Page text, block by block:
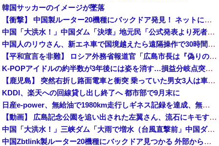
韓国サッカーのイメージが墜落
【衝撃】 中国製ルーター20機種にバックドア発見！ ネットに繋ぐだけで35秒ごとに中国のサーバーと通信
中国「大洪水！」中国ダム「決壊」地元民「公式発表より死者多い！」中国政府「住民拘束！（安否不明」中国当局「救助隊動画も削除」台風13号「三峡ダム接近中」→
中国人のリウさん、新エネ車で国境越えたら遠隔操作で30時間ロックされる！
【平和宣言を非難】 ロシア外務省報道官「広島市長は『偽りの呪文』繰り返している」
K-POPアイドルの約半数が3年後には姿を消す…損益分岐点突破は4％未満
【鹿児島】 突然右折し路面電車と衝突 乗っていた男女3人は車を放置しダッシュで逃走中
KDDI、楽天への回線貸し出し終了へ 都市部で9月末に
日産e-power、無給油で1980km走行しギネス記録を達成、無駄な発電や送電ロスなくEVよりエコを証明
【動画】 広島記念公園を追い出された左翼さん、流石にキモすぎて炎上
中国「大洪水！」三峡ダム「大雨で増水（台風直撃前」中国ダム「緊急放流！」中国鉄道「列車が走行中に流される」中国避難所「支援物資は有料です」謎の勢力「え」→
中国Zbtlink製ルーター20機種にバックドア見つかる 外部から完全制御のおそれ